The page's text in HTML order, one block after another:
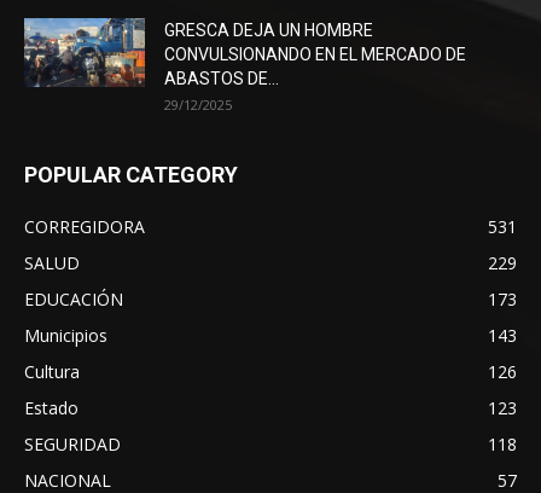
GRESCA DEJA UN HOMBRE
CONVULSIONANDO EN EL MERCADO DE
ABASTOS DE...
29/12/2025
POPULAR CATEGORY
CORREGIDORA
531
SALUD
229
EDUCACIÓN
173
Municipios
143
Cultura
126
Estado
123
SEGURIDAD
118
NACIONAL
57